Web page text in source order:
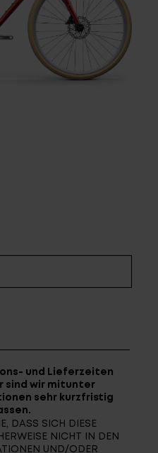
und Lieferzeiten
sind wir mitunter
sehr kurzfristig
DASS SICH DIESE
NICHT IN DEN
UND/ODER